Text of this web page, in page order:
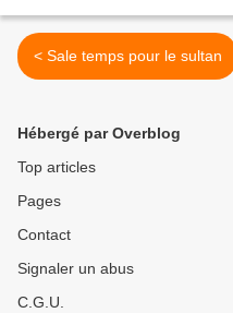
< Sale temps pour le sultan
Hébergé par Overblog
Top articles
Pages
Contact
Signaler un abus
C.G.U.